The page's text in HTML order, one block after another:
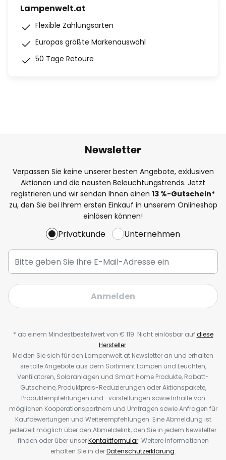
Lampenwelt.at
Flexible Zahlungsarten
Europas größte Markenauswahl
50 Tage Retoure
Newsletter
Verpassen Sie keine unserer besten Angebote, exklusiven
Aktionen und die neusten Beleuchtungstrends. Jetzt
registrieren und wir senden Ihnen einen 13 %-Gutschein*
zu, den Sie bei Ihrem ersten Einkauf in unserem Onlineshop
einlösen können!
Privatkunde Unternehmen
Anmelden
* ab einem Mindestbestellwert von € 119. Nicht einlösbar aufdiese
Hersteller.
Melden Sie sich für den Lampenwelt.at Newsletter an und erhalten
sie tolle Angebote aus dem Sortiment Lampen und Leuchten,
Ventilatoren, Solaranlagen und Smart Home Produkte, Rabatt-
Gutscheine, Produktpreis-Reduzierungen oder Aktionspakete,
Produktempfehlungen und -vorstellungen sowie Inhalte von
möglichen Kooperationspartnern und Umfragen sowie Anfragen für
Kaufbewertungen und Weiterempfehlungen. Eine Abmeldung ist
jederzeit möglich über den Abmeldelink, den Sie in jedem Newsletter
finden oder über unserKontaktformular. Weitere Informationen
erhalten Sie in derDatenschutzerklärung.